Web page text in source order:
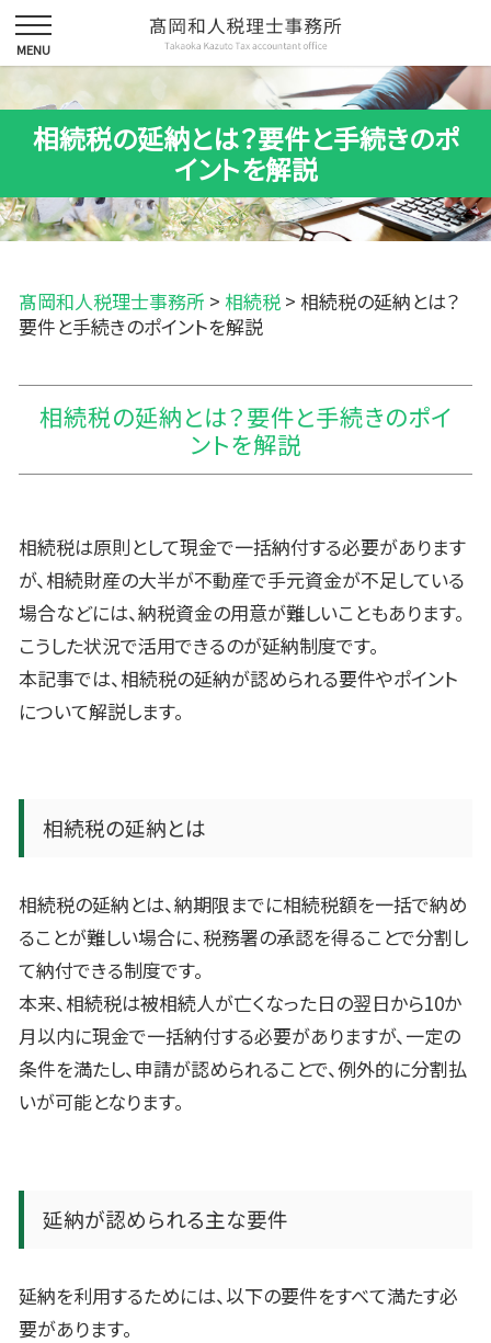
相続税の延納とは？要件と手続きのポ
イントを解説
髙岡和人税理士事務所 > 相続税 > 相続税の延納とは？
要件と手続きのポイントを解説
相続税の延納とは？要件と手続きのポイ
ントを解説
相続税は原則として現金で一括納付する必要があります
が、相続財産の大半が不動産で手元資金が不足している
場合などには、納税資金の用意が難しいこともあります。
こうした状況で活用できるのが延納制度です。
本記事では、相続税の延納が認められる要件やポイント
について解説します。
相続税の延納とは
相続税の延納とは、納期限までに相続税額を一括で納め
ることが難しい場合に、税務署の承認を得ることで分割し
て納付できる制度です。
本来、相続税は被相続人が亡くなった日の翌日から10か
月以内に現金で一括納付する必要がありますが、一定の
条件を満たし、申請が認められることで、例外的に分割払
いが可能となります。
延納が認められる主な要件
延納を利用するためには、以下の要件をすべて満たす必
要があります。